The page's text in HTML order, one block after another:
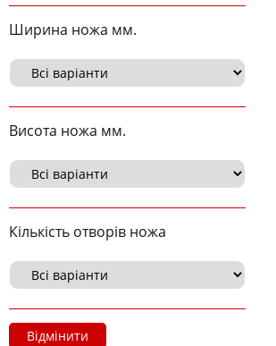
Ширина ножа мм.
Висота ножа мм.
Кількість отворів ножа
Відмінити